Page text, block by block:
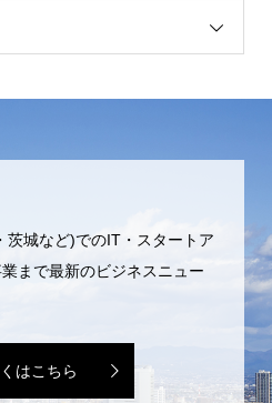
茨城など)でのIT・スタートア
まで最新のビジネスニュー
はこちら